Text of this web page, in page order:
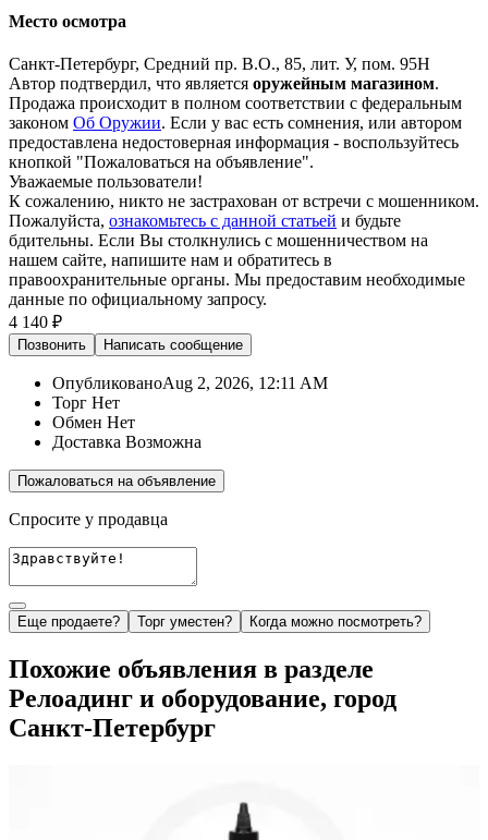
Место осмотра
Санкт-Петербург, Средний пр. В.О., 85, лит. У, пом. 95Н
Автор подтвердил, что является оружейным магазином.
Продажа происходит в полном соответствии с федеральным
законом Об Оружии. Если у вас есть сомнения, или автором
предоставлена недостоверная информация - воспользуйтесь
кнопкой "Пожаловаться на объявление".
Уважаемые пользователи!
К сожалению, никто не застрахован от встречи с мошенником.
Пожалуйста, ознакомьтесь с данной статьей и будьте
бдительны. Если Вы столкнулись с мошенничеством на
нашем сайте, напишите нам и обратитесь в
правоохранительные органы. Мы предоставим необходимые
данные по официальному запросу.
4 140 ₽
Позвонить Написать сообщение
ОпубликованоAug 2, 2026, 12:11 AM
Торг Нет
Обмен Нет
Доставка Возможна
Пожаловаться на объявление
Спросите у продавца
Еще продаете? Торг уместен? Когда можно посмотреть?
Похожие объявления в разделе
Релоадинг и оборудование, город
Санкт-Петербург